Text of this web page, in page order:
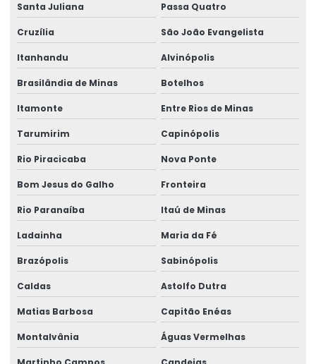
Perícias de verificação de incapacidade
Perito de insalubridade
Perito insalubridade e periculosidade
Programa de inclusão de afastados
Reinclusão de afastados
Serviço de assessoria sst
Serviço de assistência pericial
Serviço de avaliação ergonômica
Serviço de consultoria em ergonomia
Serviço de perícia judicial
Serviço de perícia médica
Santa Juliana Passa Quatro
Cruzília São João Evangelista
Itanhandu Alvinópolis
Brasilândia de Minas Botelhos
Itamonte Entre Rios de Minas
Tarumirim Capinópolis
Rio Piracicaba Nova Ponte
Bom Jesus do Galho Fronteira
Rio Paranaíba Itaú de Minas
Ladainha Maria da Fé
Brazópolis Sabinópolis
Caldas Astolfo Dutra
Matias Barbosa Capitão Enéas
Montalvânia Águas Vermelhas